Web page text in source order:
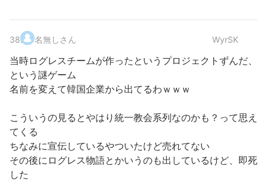
38. 名無しさん WyrSK
当時ログレスチームが作ったというプロジェクトずんだ、
という謎ゲーム
名前を変えて韓国企業から出てるわｗｗｗ
こういうの見るとやはり統一教会系列なのかも？って思え
てくる
ちなみに宣伝しているやついたけど売れてない
その後にログレス物語とかいうのも出しているけど、即死
した